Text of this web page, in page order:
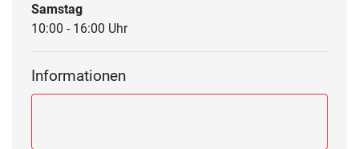
Samstag
10:00 - 16:00 Uhr
Informationen